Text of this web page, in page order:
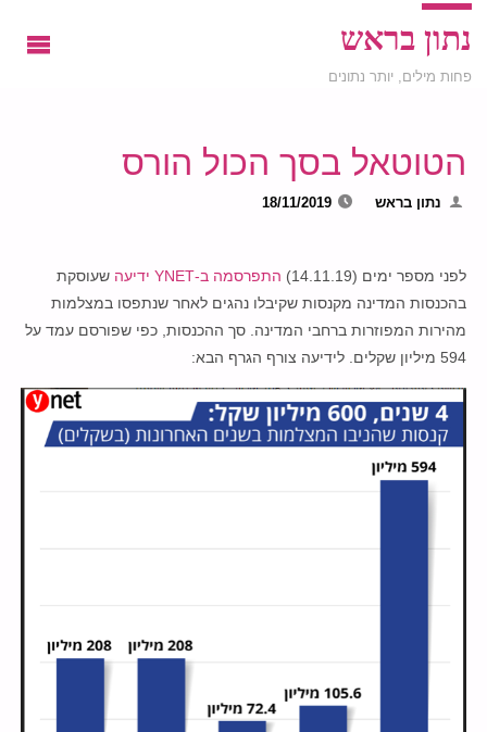
נתון בראש
פחות מילים, יותר נתונים
הטוטאל בסך הכול הורס
נתון בראש 18/11/2019
לפני מספר ימים (14.11.19) התפרסמה ב-YNET ידיעה
שעוסקת
בהכנסות המדינה מקנסות שקיבלו נהגים לאחר שנתפסו במצלמות
מהירות המפוזרות ברחבי המדינה. סך ההכנסות, כפי שפורסם עמד על
594 מיליון שקלים. לידיעה צורף הגרף הבא: